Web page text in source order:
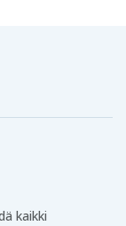
kaikki